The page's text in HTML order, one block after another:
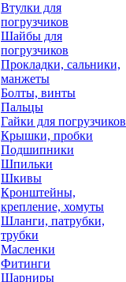
Втулки для
погрузчиков
Шайбы для
погрузчиков
Прокладки, сальники,
манжеты
Болты, винты
Пальцы
Гайки для погрузчиков
Крышки, пробки
Подшипники
Шпильки
Шкивы
Кронштейны,
крепление, хомуты
Шланги, патрубки,
трубки
Масленки
Фитинги
Шарниры